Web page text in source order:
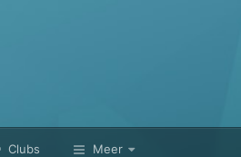
Clubs Meer